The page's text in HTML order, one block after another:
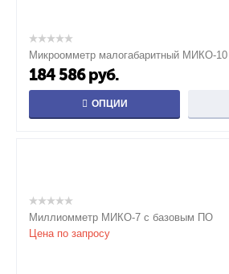
Микроомметр малогабаритный МИКО-10
184 586 руб.
ОПЦИИ
Миллиомметр МИКО-7 с базовым ПО
Цена по запросу